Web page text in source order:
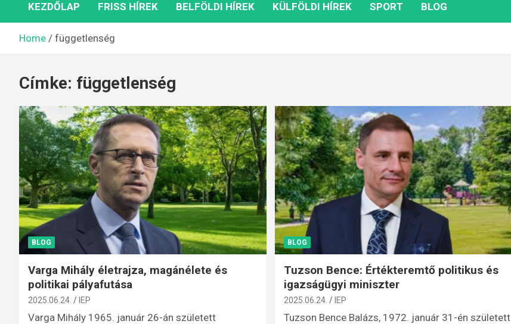
KEZDŐLAP FRISS HÍREK BELFÖLDI HÍREK KÜLFÖLDI HÍREK SPORT BLOG
Home függetlenség
Címke: függetlenség
BLOG
Varga Mihály életrajza, magánélete és
politikai pályafutása
2025.06.24. IEP
Varga Mihály 1965. január 26-án született
BLOG
Tuzson Bence: Értékteremtő politikus és
igazságügyi miniszter
2025.06.24. IEP
Tuzson Bence Balázs, 1972. január 31-én született